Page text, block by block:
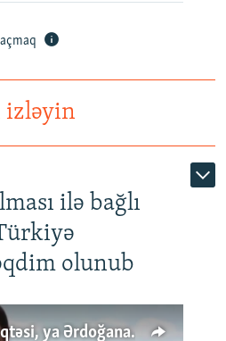
izləyin
ilə bağlı
olunub
Türkiyənin dönüş nöqtəsi, ya Ərdoğana üçüncü şans: PKK ilə qəfil barışıq nə deməkdir?